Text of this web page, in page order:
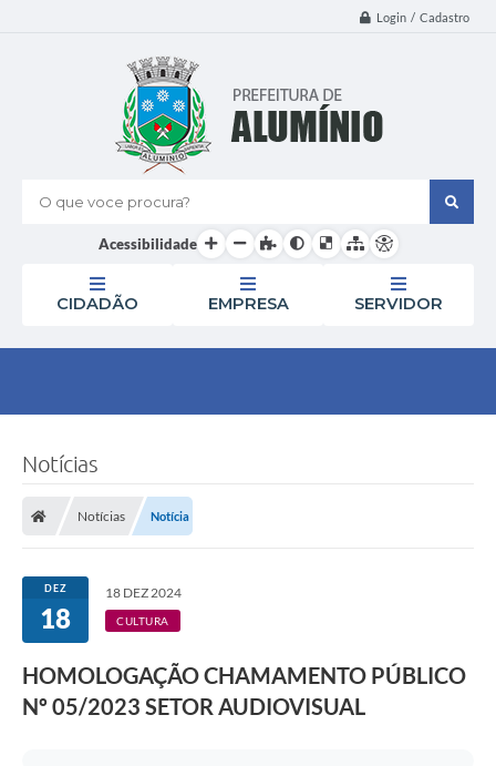
Login / Cadastro
O que voce procura?
Acessibilidade
CIDADÃO EMPRESA SERVIDOR
Notícias
Notícias Notícia
DEZ
18
18 DEZ 2024
CULTURA
HOMOLOGAÇÃO CHAMAMENTO PÚBLICO
Nº 05/2023 SETOR AUDIOVISUAL